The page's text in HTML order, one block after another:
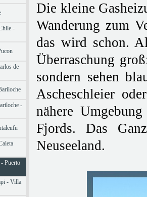
-
de
-
Puerto
- Villa
Die kleine
Wanderung zum
das wird schon.
Überraschung
sondern sehen
Ascheschleier
nähere
Fjords. Das
Neuseeland.